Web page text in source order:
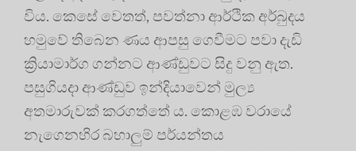
විය. කෙසේ වෙතත්, පවත්නා ආර්ථික අර්බුදය
හමුවේ තිබෙන ණය ආපසු ගෙවීමට පවා දැඩි
ක්‍රියාමාර්ග ගන්නට ආණ්ඩුවට සිදු වනු ඇත.
පසුගියදා ආණ්ඩුව ඉන්දියාවෙන් මුල්‍ය
අතමාරුවක් කරගත්තේ ය. කොළඹ වරායේ
නැගෙනහිර බහාලුම් පර්යන්තය